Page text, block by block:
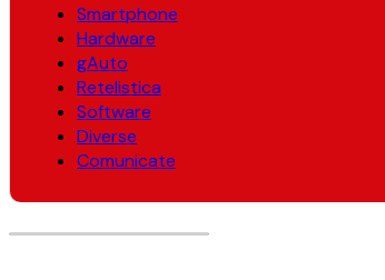
Smartphone
Hardware
gAuto
Retelistica
Software
Diverse
Comunicate